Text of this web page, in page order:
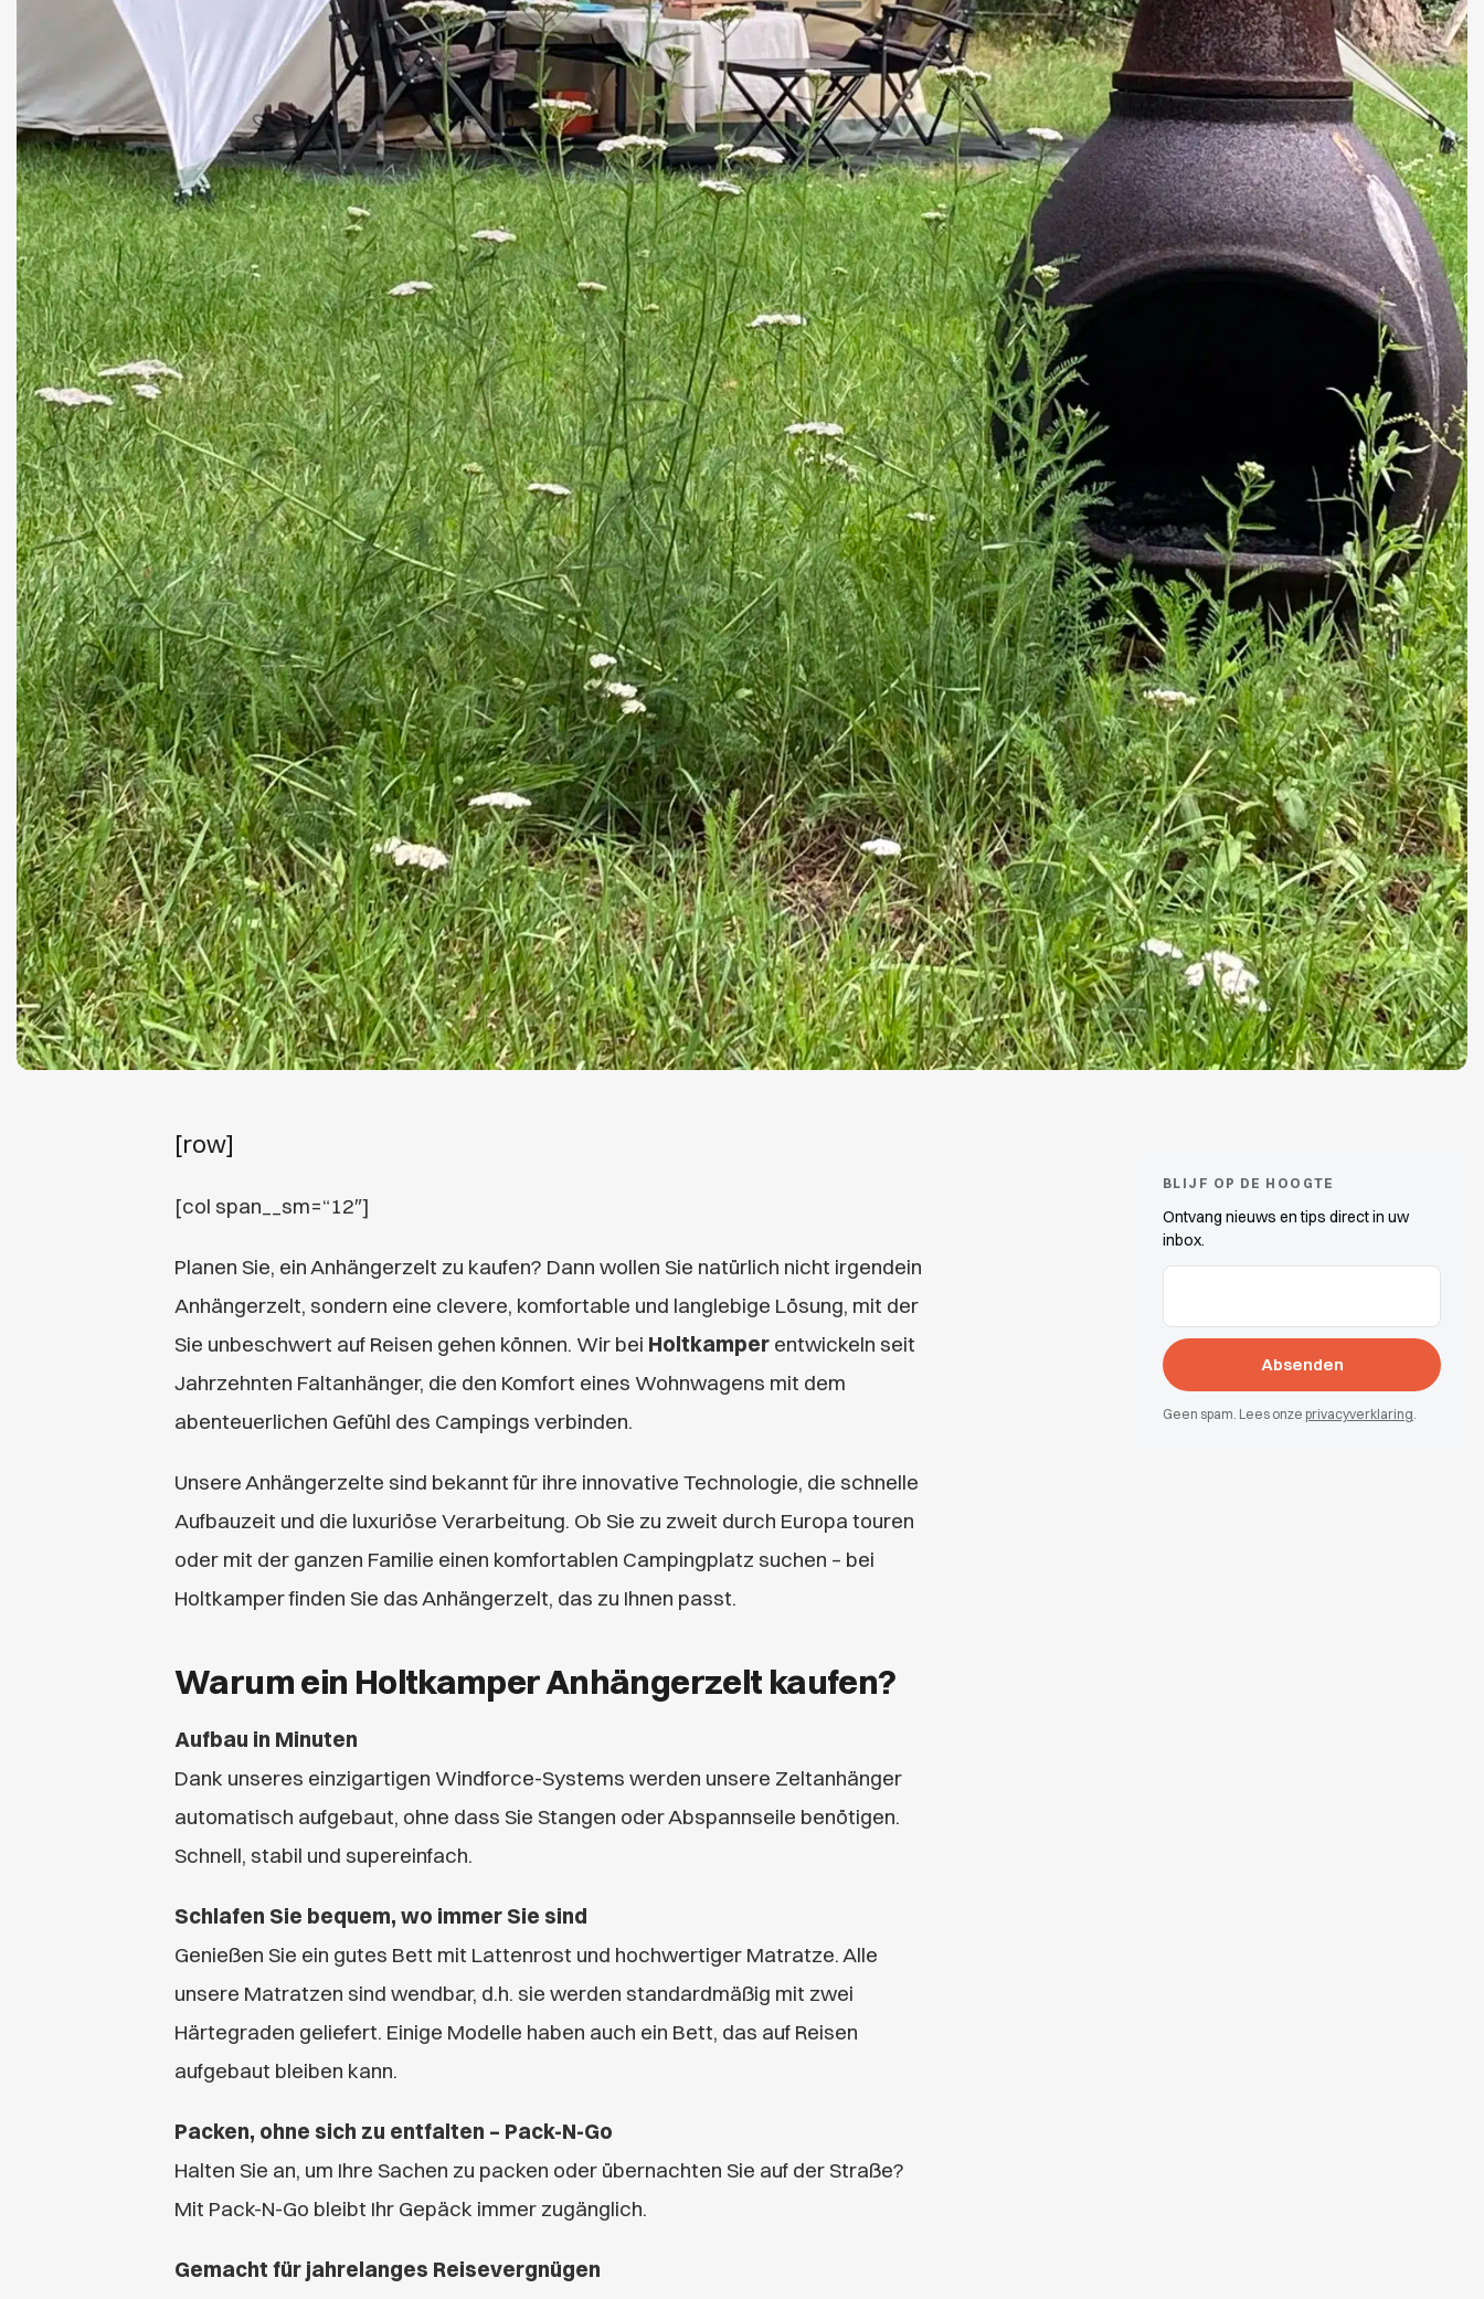
[row]
[col span__sm=“12″]
Planen Sie, ein Anhängerzelt zu kaufen? Dann wollen Sie natürlich nicht irgendein
Anhängerzelt, sondern eine clevere, komfortable und langlebige Lösung, mit der
Sie unbeschwert auf Reisen gehen können. Wir bei Holtkamper entwickeln seit
Jahrzehnten Faltanhänger, die den Komfort eines Wohnwagens mit dem
abenteuerlichen Gefühl des Campings verbinden.
Unsere Anhängerzelte sind bekannt für ihre innovative Technologie, die schnelle
Aufbauzeit und die luxuriöse Verarbeitung. Ob Sie zu zweit durch Europa touren
oder mit der ganzen Familie einen komfortablen Campingplatz suchen – bei
Holtkamper finden Sie das Anhängerzelt, das zu Ihnen passt.
Warum ein Holtkamper Anhängerzelt kaufen?
Aufbau in Minuten
Dank unseres einzigartigen Windforce-Systems werden unsere Zeltanhänger
automatisch aufgebaut, ohne dass Sie Stangen oder Abspannseile benötigen.
Schnell, stabil und supereinfach.
Schlafen Sie bequem, wo immer Sie sind
Genießen Sie ein gutes Bett mit Lattenrost und hochwertiger Matratze. Alle
unsere Matratzen sind wendbar, d.h. sie werden standardmäßig mit zwei
Härtegraden geliefert. Einige Modelle haben auch ein Bett, das auf Reisen
aufgebaut bleiben kann.
Packen, ohne sich zu entfalten – Pack-N-Go
Halten Sie an, um Ihre Sachen zu packen oder übernachten Sie auf der Straße?
Mit Pack-N-Go bleibt Ihr Gepäck immer zugänglich.
Gemacht für jahrelanges Reisevergnügen
BLIJF OP DE HOOGTE
Ontvang nieuws en tips direct in uw
inbox.
E-Mail-Adressen
Geen spam. Lees onze privacyverklaring.